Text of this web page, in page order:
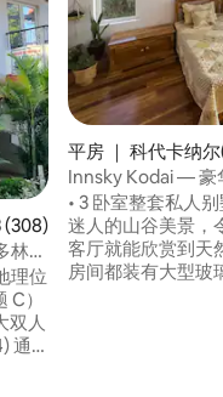
4.93 分（满分 5 分），
(308)
理位
平房 ｜ 科代卡纳
al)
Innsky Kodai — 豪
和电梯
• 3 卧室整套私人
迷人的山谷美景，
客厅就能欣赏到天
房间都装有大型玻